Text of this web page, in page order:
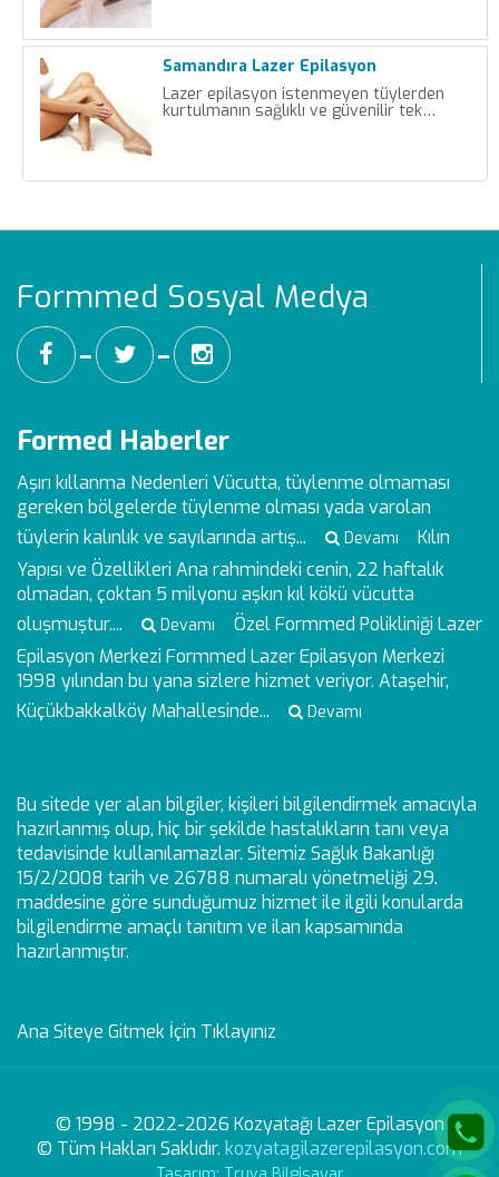
Samandıra Lazer Epilasyon
Lazer epilasyon istenmeyen tüylerden
kurtulmanın sağlıklı ve güvenilir tek…
Formmed Sosyal Medya
━ ━
Formed Haberler
Aşırı kıllanma Nedenleri Vücutta, tüylenme olmaması
gereken bölgelerde tüylenme olması yada varolan
tüylerin kalınlık ve sayılarında artış...
Devamı
Kılın
Yapısı ve Özellikleri Ana rahmindeki cenin, 22 haftalık
olmadan, çoktan 5 milyonu aşkın kıl kökü vücutta
oluşmuştur....
Devamı
Özel Formmed Polikliniği Lazer
Epilasyon Merkezi Formmed Lazer Epilasyon Merkezi
1998 yılından bu yana sizlere hizmet veriyor. Ataşehir,
Küçükbakkalköy Mahallesinde...
Devamı
Bu sitede yer alan bilgiler, kişileri bilgilendirmek amacıyla
hazırlanmış olup, hiç bir şekilde hastalıkların tanı veya
tedavisinde kullanılamazlar. Sitemiz Sağlık Bakanlığı
15/2/2008 tarih ve 26788 numaralı yönetmeliği 29.
maddesine göre sunduğumuz hizmet ile ilgili konularda
bilgilendirme amaçlı tanıtım ve ilan kapsamında
hazırlanmıştır.
Ana Siteye Gitmek İçin Tıklayınız
© 1998 - 2022-2026 Kozyatağı Lazer Epilasyon
© Tüm Hakları Saklıdır. kozyatagilazerepilasyon.com